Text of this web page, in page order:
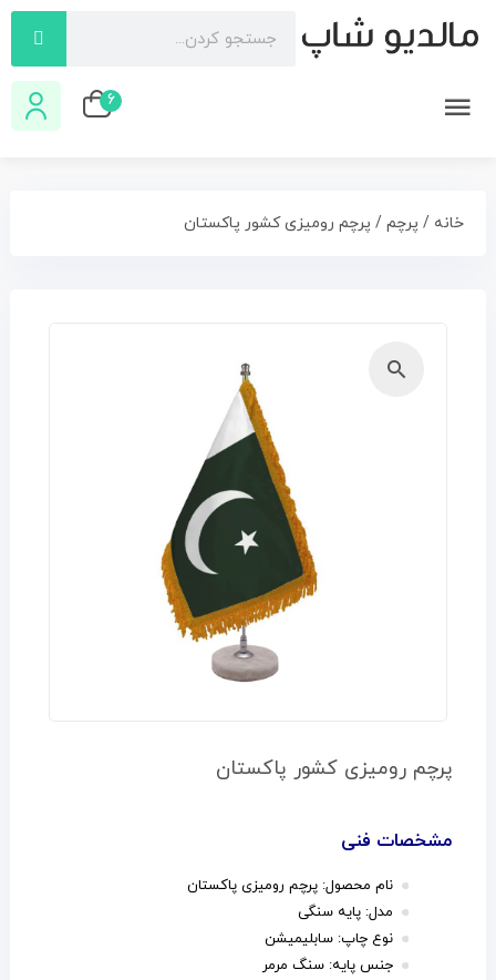
6
خانه / پرچم/ پرچم رومیزی کشور پاکستان
پرچم رومیزی کشور پاکستان
مشخصات فنی
نام محصول: پرچم رومیزی پاکستان
مدل: پایه سنگی
نوع چاپ: سابلیمیشن
جنس پایه: سنگ مرمر